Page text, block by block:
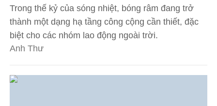
Trong thế kỷ của sóng nhiệt, bóng râm đang trở
thành một dạng hạ tầng công cộng cần thiết, đặc
biệt cho các nhóm lao động ngoài trời.
Anh Thư